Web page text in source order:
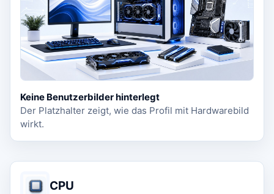
Keine Benutzerbilder hinterlegt
Der Platzhalter zeigt, wie das Profil mit Hardwarebild
wirkt.
CPU